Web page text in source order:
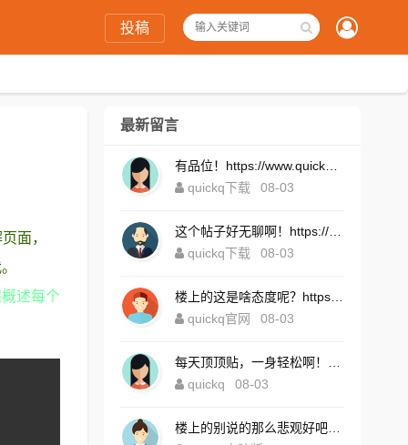
投稿
面，
述每个
最新留言
quickq下载
08-03
quickq下载
08-03
quickq官网
08-03
quickq
08-03